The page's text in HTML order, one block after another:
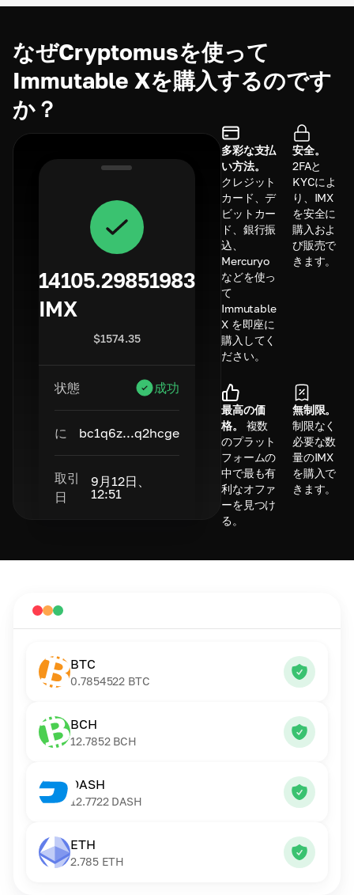
なぜCryptomusを使って
Immutable Xを購入するのです
か？
14105.29851983
IMX
$1574.35
状態 成功
に bc1q6z...q2hcge
取引
日
9月12日、
12:51
多彩な支払
い方法。
クレジット
カード、デ
ビットカー
ド、銀行振
込、
Mercuryo
などを使っ
て
Immutable
X を即座に
購入してく
ださい。
安全。
2FAと
KYCによ
り、IMX
を安全に
購入およ
び販売で
きます。
最高の価
格。
複数
のプラット
フォームの
中で最も有
利なオファ
ーを見つけ
る。
無制限。
制限なく
必要な数
量のIMX
を購入で
きます。
BTC
0.7854522 BTC
BCH
12.7852 BCH
DASH
12.7722 DASH
ETH
2.785 ETH